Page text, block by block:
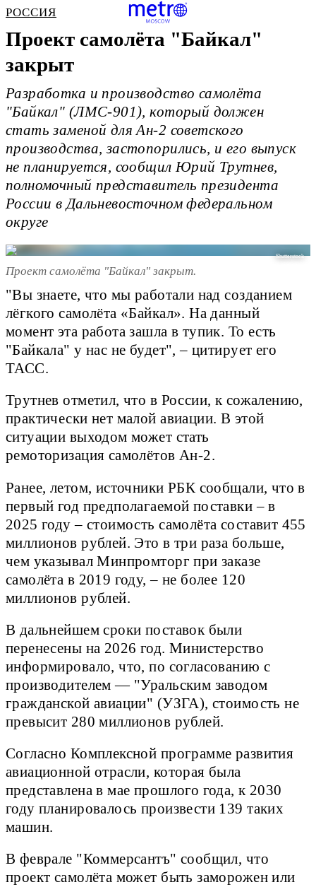
РОССИЯ
Проект самолёта "Байкал"
закрыт
Разработка и производство самолёта
"Байкал" (ЛМС-901), который должен
стать заменой для Ан-2 советского
производства, застопорились, и его выпуск
не планируется, сообщил Юрий Трутнев,
полномочный представитель президента
России в Дальневосточном федеральном
округе
Shutterstock
Проект самолёта "Байкал" закрыт.
"Вы знаете, что мы работали над созданием
лёгкого самолёта «Байкал». На данный
момент эта работа зашла в тупик. То есть
"Байкала" у нас не будет", – цитирует его
ТАСС.
Трутнев отметил, что в России, к сожалению,
практически нет малой авиации. В этой
ситуации выходом может стать
ремоторизация самолётов Ан-2.
Ранее, летом, источники РБК сообщали, что в
первый год предполагаемой поставки – в
2025 году – стоимость самолёта составит 455
миллионов рублей. Это в три раза больше,
чем указывал Минпромторг при заказе
самолёта в 2019 году, – не более 120
миллионов рублей.
В дальнейшем сроки поставок были
перенесены на 2026 год. Министерство
информировало, что, по согласованию с
производителем — "Уральским заводом
гражданской авиации" (УЗГА), стоимость не
превысит 280 миллионов рублей.
Согласно Комплексной программе развития
авиационной отрасли, которая была
представлена в мае прошлого года, к 2030
году планировалось произвести 139 таких
машин.
В феврале "Коммерсантъ" сообщил, что
проект самолёта может быть заморожен или